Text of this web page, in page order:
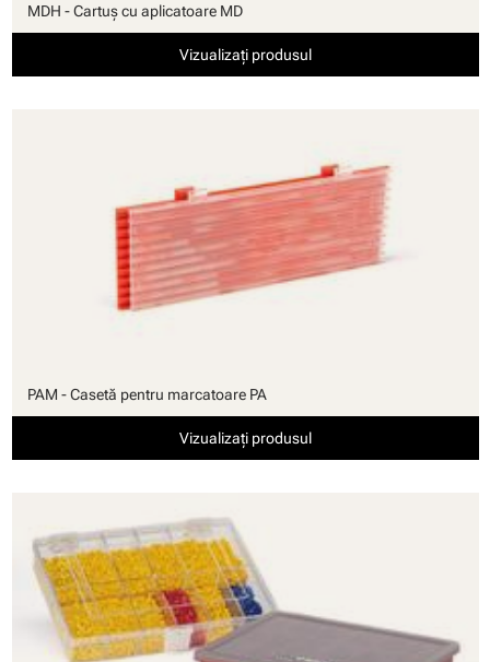
MDH - Cartuş cu aplicatoare MD
Vizualizați produsul
PAM - Casetă pentru marcatoare PA
Vizualizați produsul